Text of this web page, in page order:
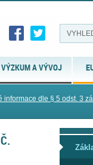
VÝZKUM A VÝVOJ
informace dle § 5 odst. 3